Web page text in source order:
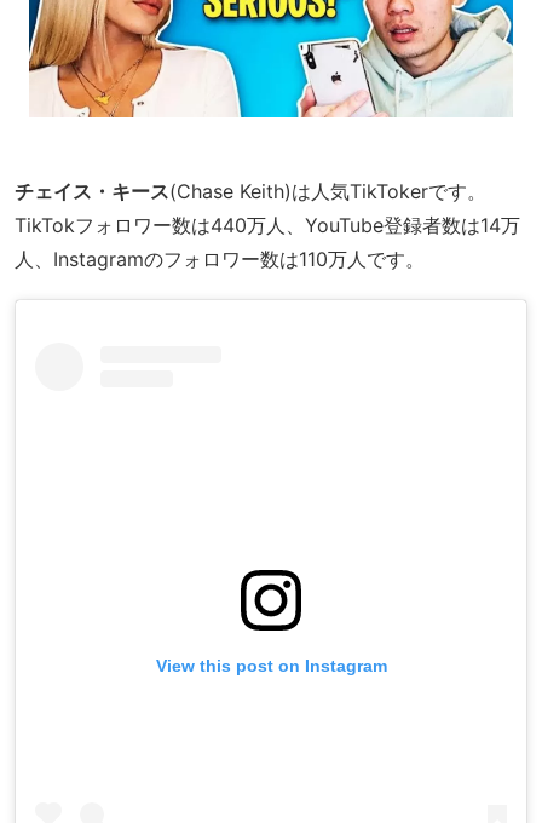
チェイス・キース(Chase Keith)は人気TikTokerです。
TikTokフォロワー数は440万人、YouTube登録者数は14万
人、Instagramのフォロワー数は110万人です。
View this post on Instagram